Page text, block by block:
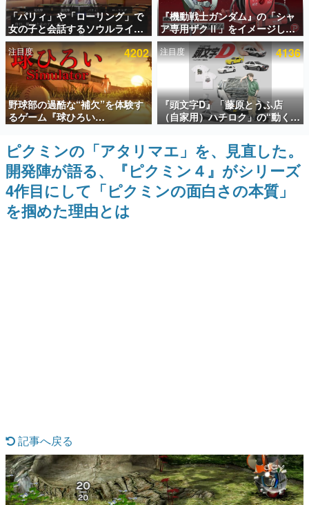
アプリセール情報
インタビュー
連載・特集一覧
殿堂入り記事
SNS拡散数が数千以上！ ページビュー数万以上！ などな
ど。多くの人々に読まれた、電ファミ渾身の“殿堂入り”記
事をまとめました。
ゲームの企画書
名作ゲームクリエイターの方々に製作時のエピソードをお
聞きし、ヒットする企画（ゲーム）とは何か？を探ってい
きます。
赫本
この物語を解いてはいけない。『赫本』は、〈試験問題〉
なんでゲームは面白い？
ゲーム開発者・hamatsu氏がゲームの魅力を画面や操作の
具体的な形から解き明かしていく、硬派で骨太な評論連載
「パリィ」や「ローリング」で
女の子と会話するソウルライク
恋愛ゲーム『小早川さんはソウ
ルライク』無料公開。返事に失
敗すると「YOU DIED」
『機動戦士ガンダム』の「シャ
ア専用ザクⅡ」をイメージした
散水ホースリールが予約開始。
本体にはシャアのパーソナルマ
ークやジオン公国軍のエンブレ
ム、型式番号などを配置
注目度 4202
野球部の過酷な“補欠”を体験す
るゲーム『球ひろい
Simulator』が「1件」のウィッ
シュリストをもとにチェコ語に
対応しSNSで話題に。『キング
ダム・カム』開発元やチェコの
プロ野球選手から称賛の声
注目度 4136
『頭文字D』「藤原とうふ店
（自家用）ハチロク」の“動くテ
ィッシュケース”が買えるポップ
アップショップが開催へ。マン
ガの舞台である群馬の「イオン
モール高崎」にて、8月11日か
ら8月20日までの期間限定で開
催予定
ピクミンの「アタリマエ」を、見直した。
開発陣が語る、『ピクミン４』がシリーズ
4作目にして「ピクミンの面白さの本質」
を掴めた理由とは
記事へ戻る